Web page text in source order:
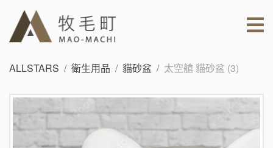
ALLSTARS 衛生用品 貓砂盆 太空艙 貓砂盆 (3)